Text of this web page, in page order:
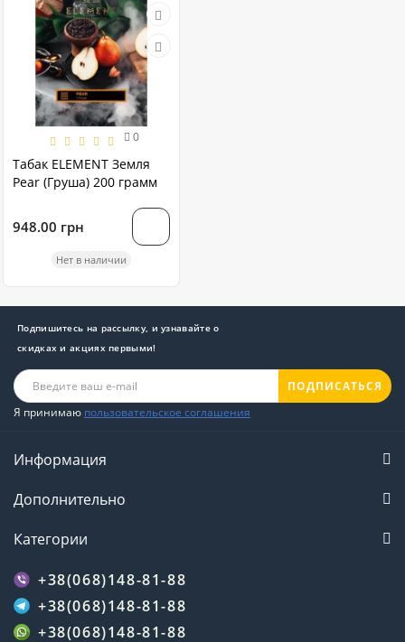
0
Табак ELEMENT Земля
Pear (Груша) 200 грамм
948.00 грн
Нет в наличии
Подпишитесь на рассылку, и узнавайте о
скидках и акциях первыми!
ПОДПИСАТЬСЯ
Я принимаю пользовательское соглашения
Информация
Дополнительно
Категории
+38(068)148-81-88
+38(068)148-81-88
+38(068)148-81-88